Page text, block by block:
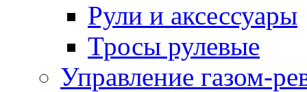
Рули и аксессуары
Тросы рулевые
Управление газом-